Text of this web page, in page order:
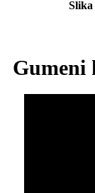
Gumeni